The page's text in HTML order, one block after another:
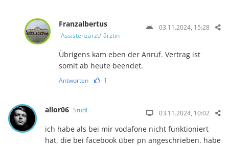
Franzalbertus
Assistenzarzt/-ärztin
03.11.2024, 15:28
Übrigens kam eben der Anruf. Vertrag ist
somit ab heute beendet.
Antworten 1
allor06 Studi 03.11.2024, 10:02
ich habe als bei mir vodafone nicht funktioniert
hat, die bei facebook über pn angeschrieben. habe